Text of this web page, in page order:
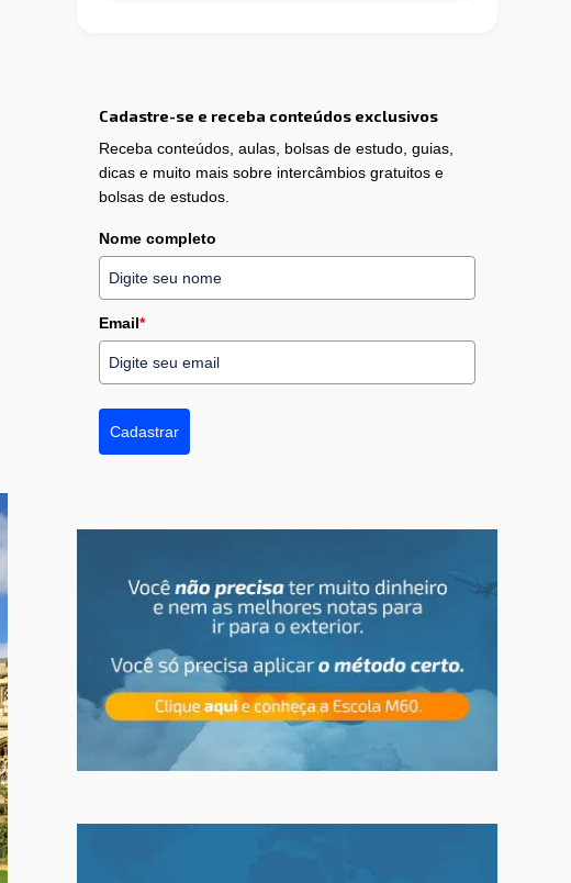
Cadastre-se e receba conteúdos exclusivos
Receba conteúdos, aulas, bolsas de estudo, guias,
dicas e muito mais sobre intercâmbios gratuitos e
bolsas de estudos.
Nome completo
Email*
Cadastrar